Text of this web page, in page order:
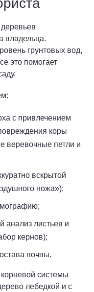
владельца.
грунтовых вод,
это помогает
с привлечением
коры
веревочные петли и
вскрытой
ножа»);
анализ листьев и
кернов);
почвы.
системы
лебедкой и с